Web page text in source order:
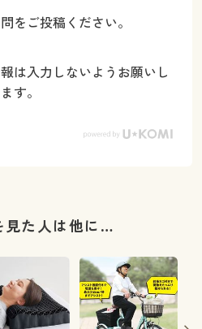
をご投稿ください。
は入力しないようお願いし
ます。
見た人は他に…